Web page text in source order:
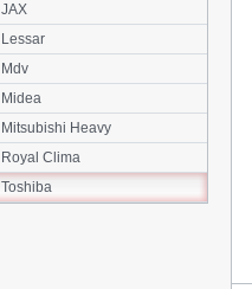
JAX
Lessar
Mdv
Midea
Mitsubishi Heavy
Royal Clima
Toshiba